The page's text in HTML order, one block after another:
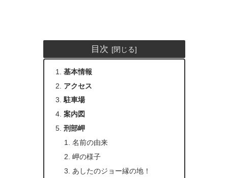
目次
基本情報
アクセス
駐車場
案内図
刑部岬
名前の由来
岬の様子
あしたのジョー縁の地！